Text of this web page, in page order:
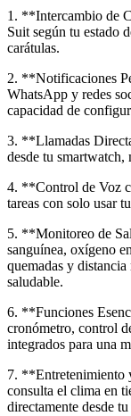
1. **Intercambio de
Suit según tu estado
carátulas.
2. **Notificaciones
WhatsApp y redes
capacidad de
3. **Llamadas
desde tu smartwatch,
4. **Control de Voz
tareas con solo usar
5. **Monitoreo de
sanguínea, oxígeno
quemadas y
saludable.
6. **Funciones
cronómetro, control
integrados para una
7. **Entretenimiento
consulta el clima en
directamente desde